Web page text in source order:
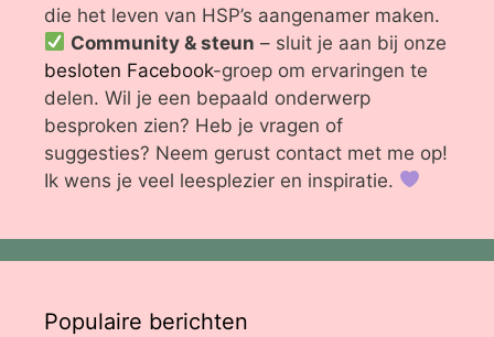
die het leven van HSP’s aangenamer maken.
Community & steun – sluit je aan bij onze
besloten Facebook-groep om ervaringen te
delen. Wil je een bepaald onderwerp
besproken zien? Heb je vragen of
suggesties? Neem gerust contact met me op!
Ik wens je veel leesplezier en inspiratie.
Populaire berichten